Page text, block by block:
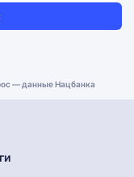
— данные Нацбанка